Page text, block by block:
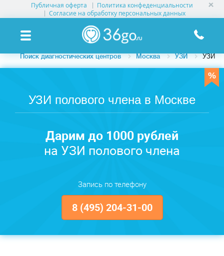
Публичная оферта
Политика конфеденциальности
Согласие на обработку персональных данных
УСЛУГИ КЛИНИК
КЛИНИКИ НА КАРТЕ
ПАМЯТКА ПАЦИЕНТУ
Поиск диагностических центров Москва УЗИ УЗИ
УЗИ полового члена в Москве
Дарим до 1000 рублей
на УЗИ полового члена
Запись по телефону
8 (495) 204-31-00